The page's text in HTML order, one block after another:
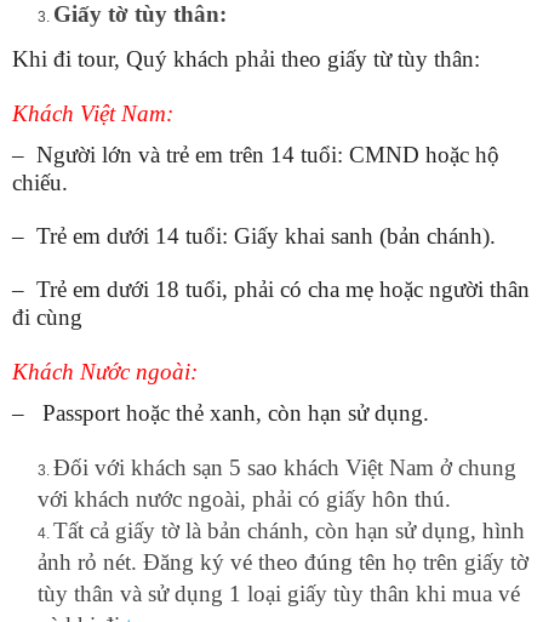
Giấy tờ tùy thân:
Khi đi tour, Quý khách phải theo giấy từ tùy thân:
Khách Việt Nam:
– Người lớn và trẻ em trên 14 tuổi: CMND hoặc hộ
chiếu.
– Trẻ em dưới 14 tuổi: Giấy khai sanh (bản chánh).
– Trẻ em dưới 18 tuổi, phải có cha mẹ hoặc người thân
đi cùng
Khách Nước ngoài:
– Passport hoặc thẻ xanh, còn hạn sử dụng.
Đối với khách sạn 5 sao khách Việt Nam ở chung
với khách nước ngoài, phải có giấy hôn thú.
Tất cả giấy tờ là bản chánh, còn hạn sử dụng, hình
ảnh rỏ nét. Đăng ký vé theo đúng tên họ trên giấy tờ
tùy thân và sử dụng 1 loại giấy tùy thân khi mua vé